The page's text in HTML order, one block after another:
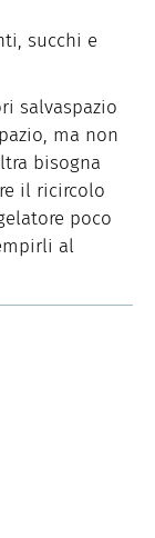
succhi e
salvaspazio
ma non
bisogna
il ricircolo
poco
al